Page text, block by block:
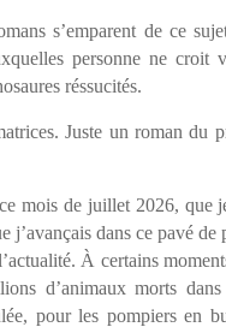
s’emparent de ce
personne ne croit
réssucités.
Juste un roman du
mois de juillet 2026, que
dans ce pavé de
À certains
d’animaux morts
pour les pompiers en